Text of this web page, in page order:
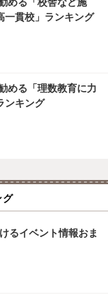
一貫校」ランキング
める「理数教育に力
ンキング
グ
るイベント情報おま